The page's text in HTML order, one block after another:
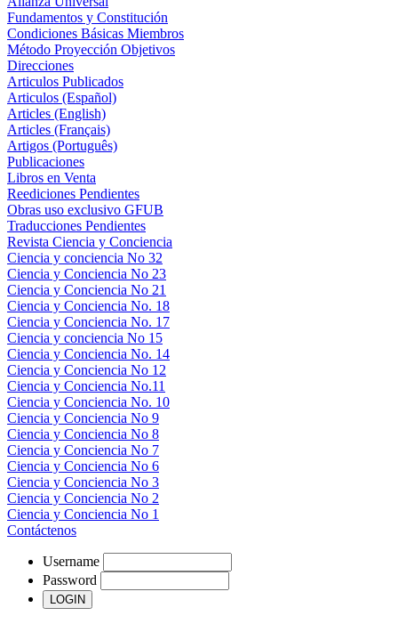
Fundamentos y Constitución
Condiciones Básicas Miembros
Método Proyección Objetivos
Direcciones
Articulos Publicados
Articulos (Español)
Articles (English)
Articles (Français)
Artigos (Português)
Publicaciones
Libros en Venta
Reediciones Pendientes
Obras uso exclusivo GFUB
Traducciones Pendientes
Revista Ciencia y Conciencia
Ciencia y conciencia No 32
Ciencia y Conciencia No 23
Ciencia y Conciencia No 21
Ciencia y Conciencia No. 18
Ciencia y Conciencia No. 17
Ciencia y conciencia No 15
Ciencia y Conciencia No. 14
Ciencia y Conciencia No 12
Ciencia y Conciencia No.11
Ciencia y Conciencia No. 10
Ciencia y Conciencia No 9
Ciencia y Conciencia No 8
Ciencia y Conciencia No 7
Ciencia y Conciencia No 6
Ciencia y Conciencia No 3
Ciencia y Conciencia No 2
Ciencia y Conciencia No 1
Contáctenos
Username
Password